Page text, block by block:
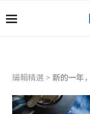
編輯精選 > 新的一年